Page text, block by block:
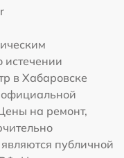
истечении
в Хабаровске
официальной
на ремонт,
публичной